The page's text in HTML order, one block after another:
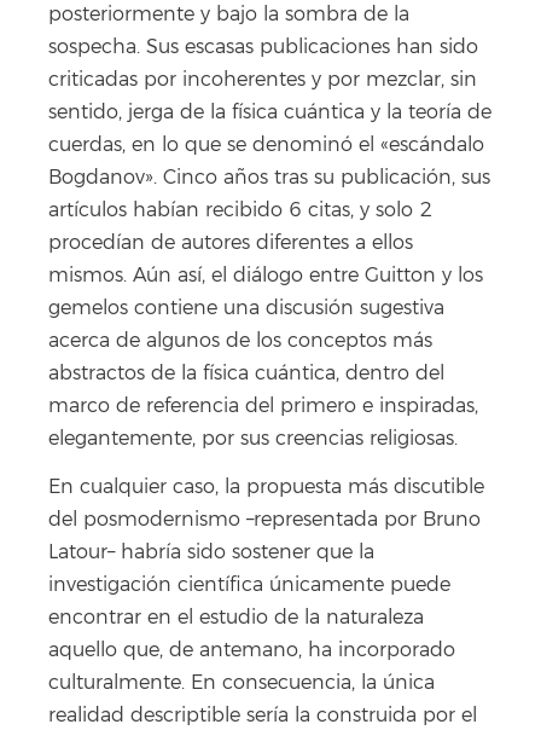
posteriormente y bajo la sombra de la
sospecha. Sus escasas publicaciones han sido
criticadas por incoherentes y por mezclar, sin
sentido, jerga de la física cuántica y la teoría de
cuerdas, en lo que se denominó el «escándalo
Bogdanov». Cinco años tras su publicación, sus
artículos habían recibido 6 citas, y solo 2
procedían de autores diferentes a ellos
mismos. Aún así, el diálogo entre Guitton y los
gemelos contiene una discusión sugestiva
acerca de algunos de los conceptos más
abstractos de la física cuántica, dentro del
marco de referencia del primero e inspiradas,
elegantemente, por sus creencias religiosas.
En cualquier caso, la propuesta más discutible
del posmodernismo –representada por Bruno
Latour– habría sido sostener que la
investigación científica únicamente puede
encontrar en el estudio de la naturaleza
aquello que, de antemano, ha incorporado
culturalmente. En consecuencia, la única
realidad descriptible sería la construida por el